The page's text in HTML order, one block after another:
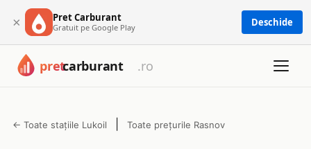
× Pret Carburant
Gratuit pe Google Play Deschide
← Toate stațiile Lukoil Toate prețurile Rasnov